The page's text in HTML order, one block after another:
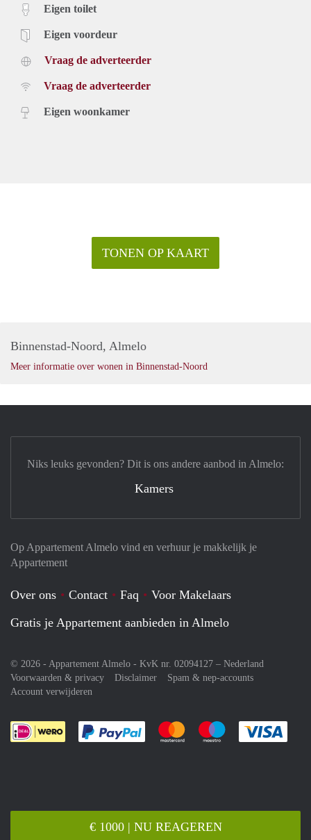
Eigen toilet
Eigen voordeur
Vraag de adverteerder
Vraag de adverteerder
Eigen woonkamer
€ 1000 | NU REAGEREN
TONEN OP KAART
Binnenstad-Noord, Almelo
Meer informatie over wonen in Binnenstad-Noord
Op Appartement Almelo vind en verhuur je makkelijk je
Appartement
Over ons Contact Faq
Voor Makelaars
Gratis je Appartement aanbieden in Almelo
© 2026 - Appartement Almelo - KvK nr. 02094127 – Nederland
Voorwaarden & privacy
Disclaimer
Spam & nep-accounts
Account verwijderen
Je rekent gemakkelijk af met Paypal
Je rekent gemakkelijk af met
Je rekent
Niks leuks gevonden? Dit is ons andere aanbod in Almelo:
Kamers